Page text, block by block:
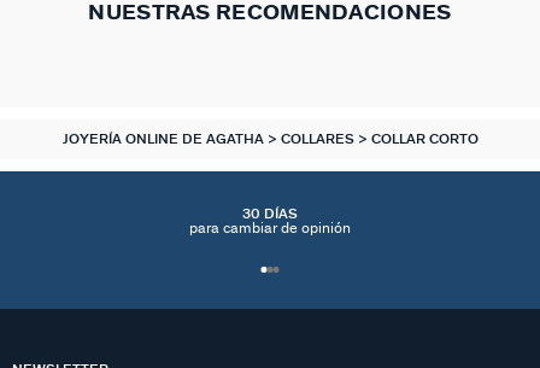
NUESTRAS RECOMENDACIONES
JOYERÍA ONLINE DE AGATHA COLLARES COLLAR CORTO
30 DÍAS
para cambiar de opinión